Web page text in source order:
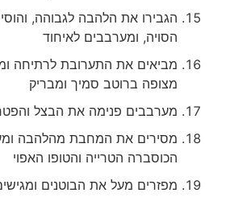
הגבירו את הלהבה לגבוהה,
הסויה, ומערבבים לאיחוד
מביאים את התערובת לרתיחה
מצופה ברוטב סמיך ומבריק
מערבבים פנימה את הבצל
מסירים את המחבת מהלהבה
הכוסברה הטרייה והטופו האפוי
מפזרים מעל את הבוטנים ומגישים